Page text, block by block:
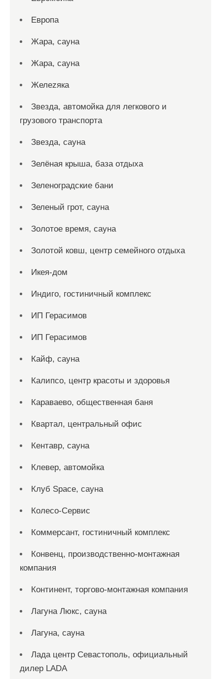
Европа
Жара, сауна
Жара, сауна
Желеzяка
Звезда, автомойка для легкового и
грузового транспорта
Звезда, сауна
Зелёная крыша, база отдыха
Зеленоградские бани
Зеленый грот, сауна
Золотое время, сауна
Золотой ковш, центр семейного отдыха
Икея-дом
Индиго, гостиничный комплекс
ИП Герасимов
ИП Герасимов
Кайф, сауна
Калипсо, центр красоты и здоровья
Караваево, общественная баня
Квартал, центральный офис
Кентавр, сауна
Клевер, автомойка
Клуб Space, сауна
Колесо-Сервис
Коммерсант, гостиничный комплекс
Конвенц, производственно-монтажная
компания
Континент, торгово-монтажная компания
Лагуна Люкс, сауна
Лагуна, сауна
Лада центр Севастополь, официальный
дилер LADA